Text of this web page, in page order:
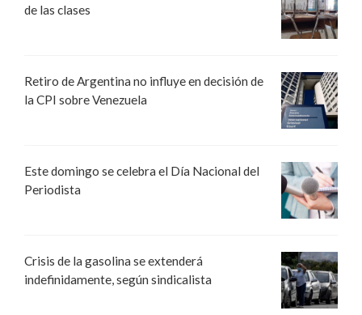
de las clases
Retiro de Argentina no influye en decisión de
la CPI sobre Venezuela
Este domingo se celebra el Día Nacional del
Periodista
Crisis de la gasolina se extenderá
indefinidamente, según sindicalista